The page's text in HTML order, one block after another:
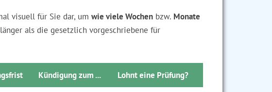
visuell für Sie dar, um wie viele Wochen bzw. Monate
länger als die gesetzlich vorgeschriebene für
Kündi­gung zum ... Lohnt eine Prü­fung?